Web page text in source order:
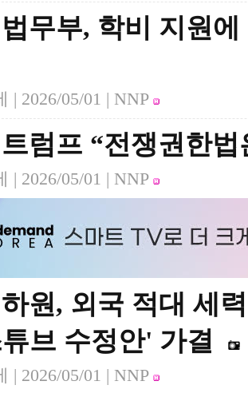
법무부, 학비 지원
| 2026/05/01 | NNP
트럼프 “전쟁권한
| 2026/05/01 | NNP
하원, 외국 적대 세
브 수정안' 가결
| 2026/05/01 | NNP